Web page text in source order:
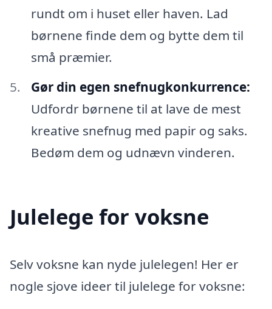
rundt om i huset eller haven. Lad
børnene finde dem og bytte dem til
små præmier.
Gør din egen snefnugkonkurrence:
Udfordr børnene til at lave de mest
kreative snefnug med papir og saks.
Bedøm dem og udnævn vinderen.
Julelege for voksne
Selv voksne kan nyde julelegen! Her er
nogle sjove ideer til julelege for voksne: